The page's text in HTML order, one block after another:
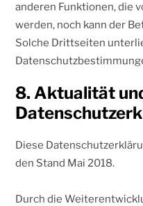
anderen Funktionen, die
werden, noch kann der
Solche Drittseiten
8. Aktualität
Diese
den Stand Mai 2018.
Durch die